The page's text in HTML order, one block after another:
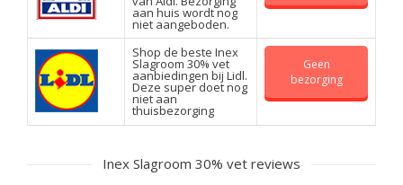
aan huis wordt nog
niet aangeboden.
Shop de beste Inex
Slagroom 30% vet
aanbiedingen bij Lidl.
Deze super doet nog
niet aan
thuisbezorging
Geen
bezorging
Inex Slagroom 30% vet reviews